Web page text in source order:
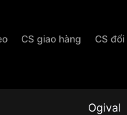
CS giao hàng CS đổi
Ogival